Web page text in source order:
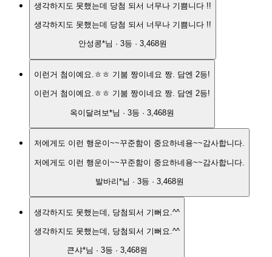
생각하지도 못했는데 당첨 되서 너무나 기쁨니다 !!
생각하지도 못했는데 당첨 되서 너무나 기쁨니다 !!
안성콩*님 · 3등 · 3,468원
이런거 첨이예요.ㅎㅎ 기붐 짱이네요 짱. 담엔 2등!
이런거 첨이예요.ㅎㅎ 기붐 짱이네요 짱. 담엔 2등!
옥이달려보*님 · 3등 · 3,468원
저에게도 이런 행운이~~꾸준함이 중요하네용~~감사합니다.
저에게도 이런 행운이~~꾸준함이 중요하네용~~감사합니다.
발바리*님 · 3등 · 3,468원
생각하지도 못했는데, 당첨되서 기뻐요.^^
생각하지도 못했는데, 당첨되서 기뻐요.^^
큰샤*님 · 3등 · 3,468원